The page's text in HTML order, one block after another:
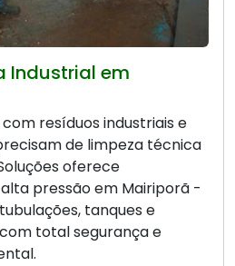
Industrial em
resíduos industriais e
de limpeza técnica
oferece
pressão em Mairiporã -
tanques e
total segurança e